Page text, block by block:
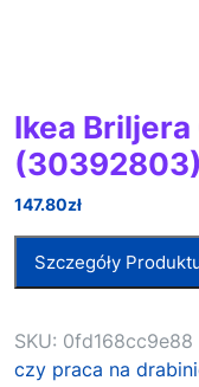
Ikea Briljera
(30392803)
147.80zł
Szczegóły
SKU: 0fd168cc9e88
czy praca na